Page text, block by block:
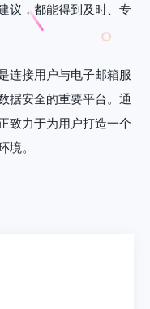
议，都能得到及时、专
连接用户与电子邮箱服
据安全的重要平台。通
致力于为用户打造一个
。